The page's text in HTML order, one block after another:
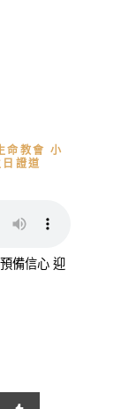
命教會 小
日證道
備信心 迎